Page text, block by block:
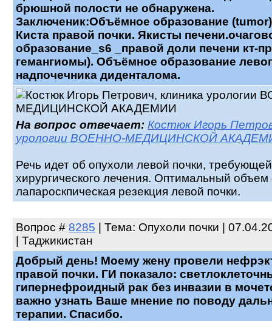
брюшной полости не обнаружена.
Заключеник:Объёмное образование
Киста правой почки. Якисты
образование_s6 _правой доли печени кт-
гемангиомы). Объёмное образование
надпочечника диденталома.
На вопрос отвечает: Костюк Игорь
урологии ВОЕННО-МЕДИЦИНСКОЙ
Речь идет об опухоли левой почки, требующей
хирургического лечения. Оптимальный
лапароскпическая резекция левой почки.
Вопрос # 8285 | Тема: Опухоли почки |
| Таджикистан
Добрый день! Моему жену провели
правой почки. ГИ показало:
гипернефроидный рак без инвазии в
важно узнать Ваше мнение по поводу
терапии. Спасибо.